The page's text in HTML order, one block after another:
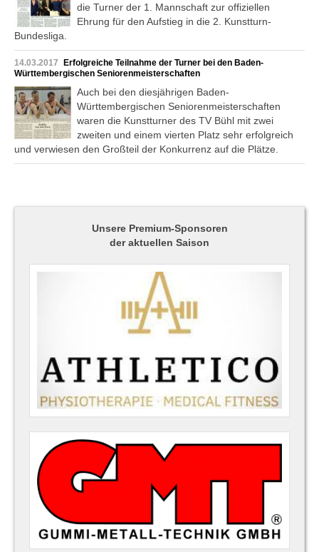
die Turner der 1. Mannschaft zur offiziellen
Ehrung für den Aufstieg in die 2. Kunstturn-
Bundesliga.
14.03.2017
Erfolgreiche Teilnahme der Turner bei den Baden-
Württembergischen Seniorenmeisterschaften
Auch bei den diesjährigen Baden-
Württembergischen Seniorenmeisterschaften
waren die Kunstturner des TV Bühl mit zwei
zweiten und einem vierten Platz sehr erfolgreich
und verwiesen den Großteil der Konkurrenz auf die Plätze.
Unsere Premium-Sponsoren
der aktuellen Saison